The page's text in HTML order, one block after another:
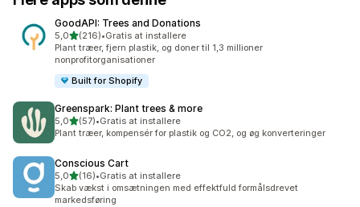
GoodAPI: Trees and Donations
5,0ud af 5 stjerner
(216)
216 anmeldelser i alt
•Gratis at installere
Plant træer, fjern plastik, og doner til 1,3 millioner
nonprofitorganisationer
Built for Shopify
Greenspark: Plant trees & more
5,0ud af 5 stjerner
(57)
57 anmeldelser i alt
•Gratis at installere
Plant træer, kompensér for plastik og CO2, og øg konverteringer
Conscious Cart
5,0ud af 5 stjerner
(16)
16 anmeldelser i alt
•Gratis at installere
Skab vækst i omsætningen med effektfuld formålsdrevet
markedsføring